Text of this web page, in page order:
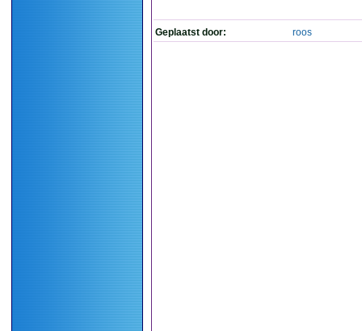
Geplaatst door: roos